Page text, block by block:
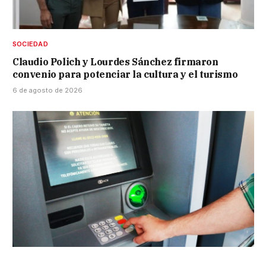
SOCIEDAD
Claudio Polich y Lourdes Sánchez firmaron
convenio para potenciar la cultura y el turismo
6 de agosto de 2026